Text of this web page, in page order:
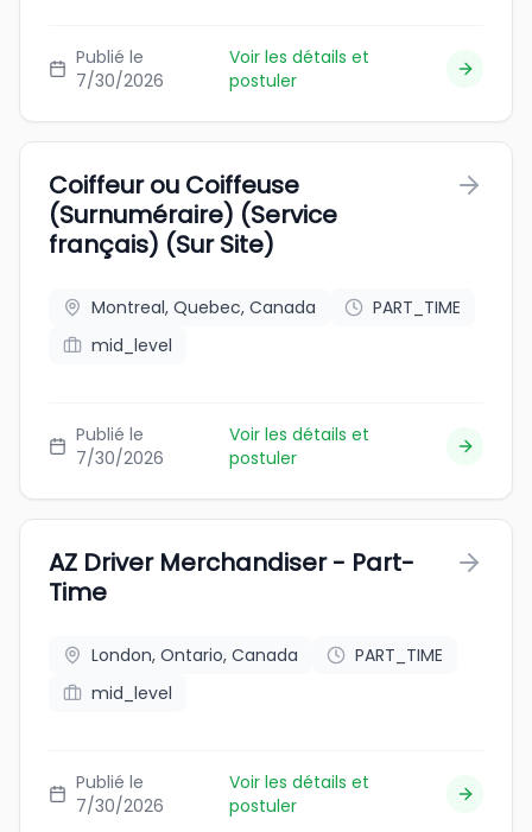
Publié le
7/30/2026
Voir les détails et
postuler
Coiffeur ou Coiffeuse
(Surnuméraire) (Service
français) (Sur Site)
Montreal, Quebec, Canada
PART_TIME
mid_level
Publié le
7/30/2026
Voir les détails et
postuler
AZ Driver Merchandiser - Part-
Time
London, Ontario, Canada
PART_TIME
mid_level
Publié le
7/30/2026
Voir les détails et
postuler